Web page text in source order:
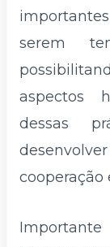
serem
aspectos
dessas
cooperação